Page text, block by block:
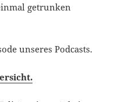
getrunken
unseres Podcasts.